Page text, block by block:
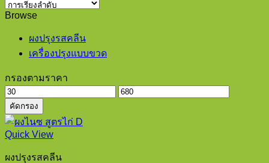
Browse
ผงปรุงรสคลีน
เครื่องปรุงแบบขวด
กรองตามราคา
ราคา
ต่ำ
สุด
ราคา
คัดกรอง
Quick View
ผงปรุงรสคลีน